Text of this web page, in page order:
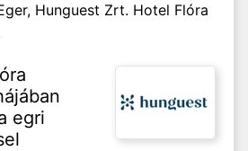
Hunguest Zrt. Hotel Flóra
egri